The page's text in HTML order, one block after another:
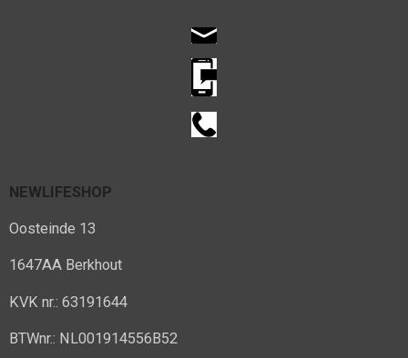
NEWLIFESHOP
Oosteinde 13
1647AA Berkhout
KVK nr.: 63191644
BTWnr.: NL001914556B52